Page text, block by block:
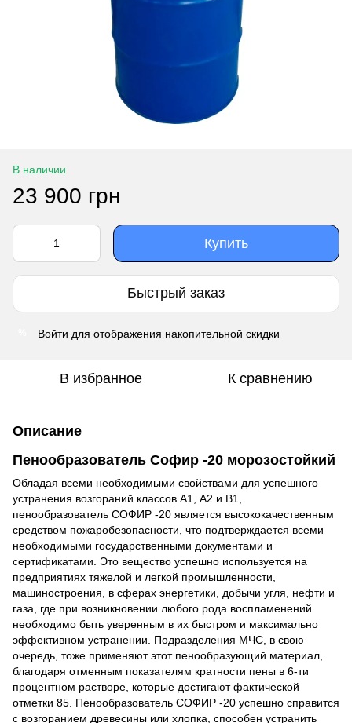
В наличии
23 900 грн
Купить
Быстрый заказ
Войти для отображения накопительной скидки
В избранное К сравнению
Описание
Пенообразователь Софир -20 морозостойкий
Обладая всеми необходимыми свойствами для успешного
устранения возгораний классов А1, А2 и В1,
пенообразователь СОФИР -20 является высококачественным
средством пожаробезопасности, что подтверждается всеми
необходимыми государственными документами и
сертификатами. Это вещество успешно используется на
предприятиях тяжелой и легкой промышленности,
машиностроения, в сферах энергетики, добычи угля, нефти и
газа, где при возникновении любого рода воспламенений
необходимо быть уверенным в их быстром и максимально
эффективном устранении. Подразделения МЧС, в свою
очередь, тоже применяют этот пенообразующий материал,
благодаря отменным показателям кратности пены в 6-ти
процентном растворе, которые достигают фактической
отметки 85. Пенообразователь СОФИР -20 успешно справится
с возгоранием древесины или хлопка, способен устранить